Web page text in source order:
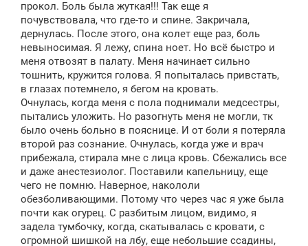
прокол. Боль была жуткая!!! Так еще я
почувствовала, что где-то и спине. Закричала,
дернулась. После этого, она колет еще раз, боль
невыносимая. Я лежу, спина ноет. Но всё быстро и
меня отвозят в палату. Меня начинает сильно
тошнить, кружится голова. Я попыталась привстать,
в глазах потемнело, я бегом на кровать.
Очнулась, когда меня с пола поднимали медсестры,
пытались уложить. Но разогнуть меня не могли, тк
было очень больно в пояснице. И от боли я потеряла
второй раз сознание. Очнулась, когда уже и врач
прибежала, стирала мне с лица кровь. Сбежались все
и даже анестезиолог. Поставили капельницу, еще
чего не помню. Наверное, накололи
обезболивающими. Потому что через час я уже была
почти как огурец. С разбитым лицом, видимо, я
задела тумбочку, когда, скатывалась с кровати, с
огромной шишкой на лбу, еще небольшие ссадины,